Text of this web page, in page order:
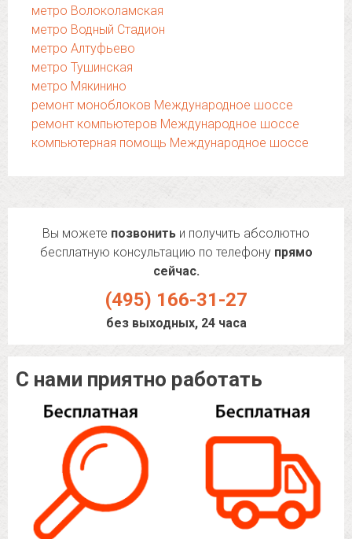
метро Волоколамская
метро Водный Стадион
метро Алтуфьево
метро Тушинская
метро Мякинино
ремонт моноблоков Международное шоссе
ремонт компьютеров Международное шоссе
компьютерная помощь Международное шоссе
Вы можете позвонить и получить абсолютно
бесплатную консультацию по телефону прямо
сейчас.
(495) 166-31-27
без выходных, 24 часа
С нами приятно работать